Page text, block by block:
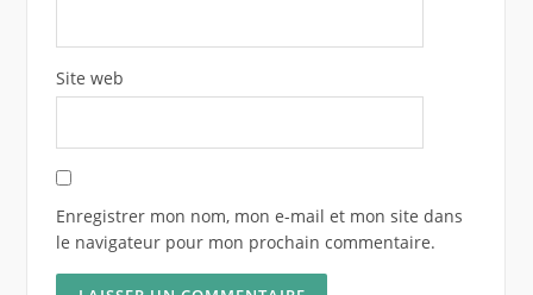
Site web
Enregistrer mon nom, mon e-mail et mon site dans
le navigateur pour mon prochain commentaire.